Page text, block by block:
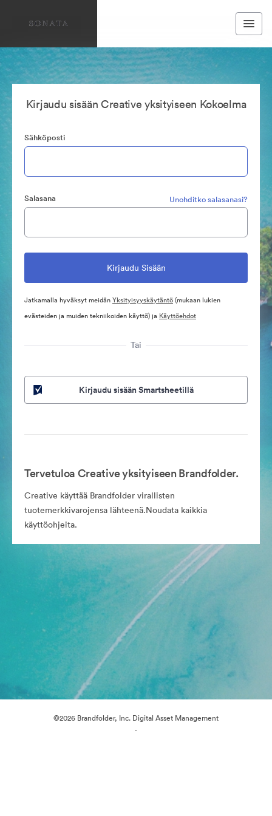
Kirjaudu sisään Creative yksityiseen Kokoelma
Sähköposti
Salasana Unohditko salasanasi?
Jatkamalla hyväksyt meidänYksityisyyskäytäntö(mukaan lukien
evästeiden ja muiden tekniikoiden käyttö) ja Käyttöehdot
Tai
Kirjaudu sisään Smartsheetillä
Tervetuloa Creative yksityiseen Brandfolder.
Creative käyttää Brandfolder virallisten
tuotemerkkivarojensa lähteenä.Noudata kaikkia
käyttöohjeita.
©2026 Brandfolder, Inc. Digital Asset Management
·